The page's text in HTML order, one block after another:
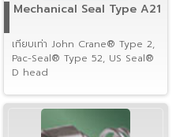
Mechanical Seal Type A21
เทียบเท่า John Crane® Type 2,
Pac-Seal® Type 52, US Seal®
D head